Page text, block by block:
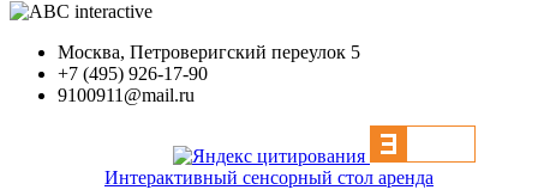
Москва, Петроверигский переулок 5
+7 (495) 926-17-90
9100911@mail.ru
Интерактивный сенсорный стол аренда